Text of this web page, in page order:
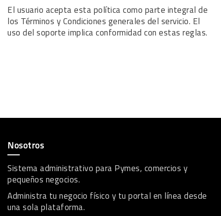
El usuario acepta esta política como parte integral de
los Términos y Condiciones generales del servicio. El
uso del soporte implica conformidad con estas reglas.
Nosotros
Sistema administrativo para Pymes, comercios y
pequeños negocios.
Administra tu negocio físico y tu portal en línea desde
una sola plataforma.